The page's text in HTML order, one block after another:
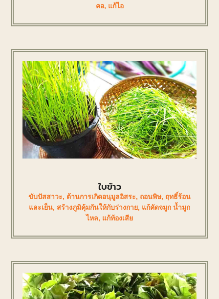
คอ, แก้ไอ
ใบข้าว
ขับปัสสาวะ, ต้านการเกิดอนุมูลอิสระ, ถอนพิษ, ฤทธิ์ร้อน
และเย็น, สร้างภูมิคุ้มกันให้กับร่างกาย, แก้คัดจมูก น้ำมูก
ไหล, แก้ท้องเสีย